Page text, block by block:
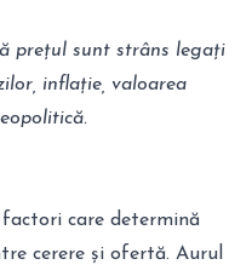
prețul sunt strâns legați
inflație, valoarea
care determină
cerere și ofertă. Aurul